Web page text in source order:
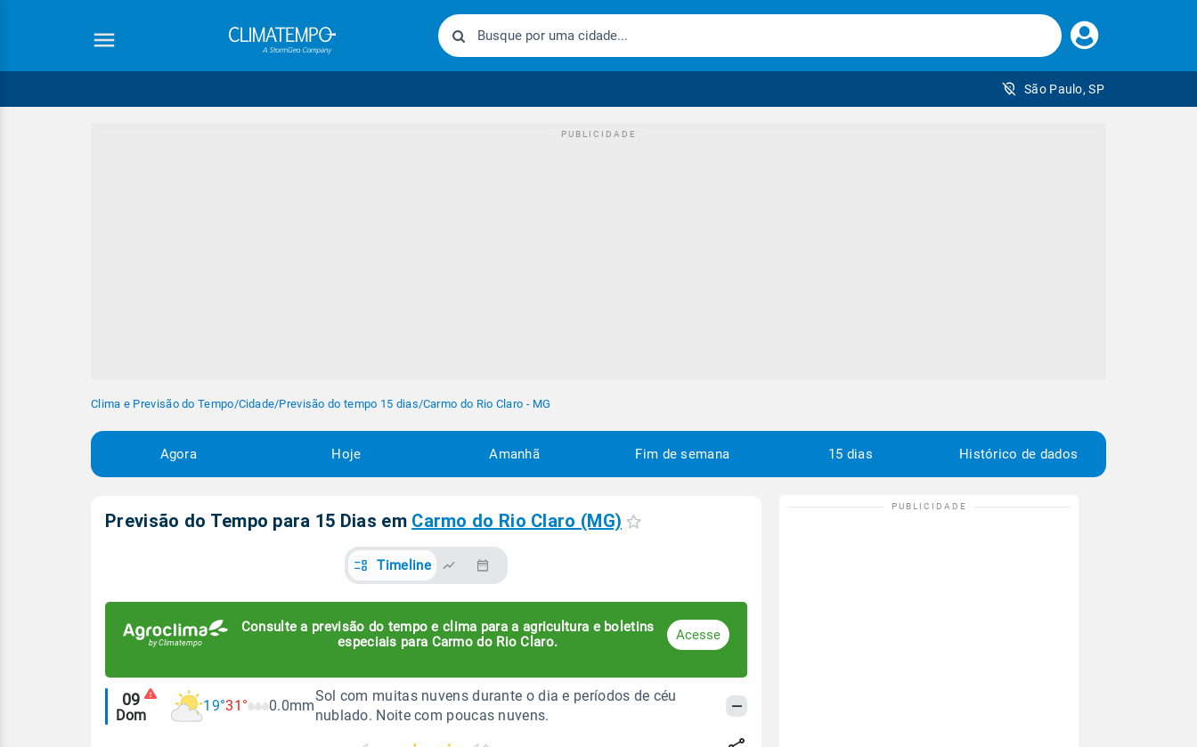
Faça
seu
São Paulo, SP
Clima e Previsão do Tempo/Cidade/Previsão do tempo 15 dias/Carmo do Rio Claro - MG
Agora Hoje Amanhã Fim de semana 15 dias Histórico de dados
Previsão do Tempo para 15 Dias em Carmo do Rio Claro (MG)
Timeline
Consulte a previsão do tempo e clima para a agricultura e boletins
especiais para Carmo do Rio Claro.
Acesse
Alertas
meteorológicos
09
Dom
19°31° 0.0mm
Sol com muitas nuvens durante o dia e períodos de céu
nublado. Noite com poucas nuvens.